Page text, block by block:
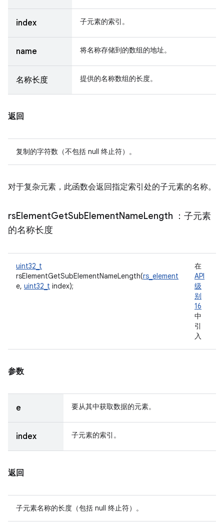
index 子元素的索引。
name 将名称存储到的数组的地址。
名称长度 提供的名称数组的长度。
返回
复制的字符数（不包括 null 终止符）。
对于复杂元素，此函数会返回指定索引处的子元素的名称。
rsElementGetSubElementNameLength ：子元素
的名称长度
uint32_t
rsElementGetSubElementNameLength(rs_element
e, uint32_t index);
在
API
级
别
16
中
引
入
参数
e 要从其中获取数据的元素。
index 子元素的索引。
返回
子元素名称的长度（包括 null 终止符）。